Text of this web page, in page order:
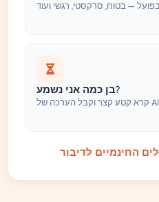
— בטוח, סרקסטי, רגשי ועוד
בן כמה אני נשמע?